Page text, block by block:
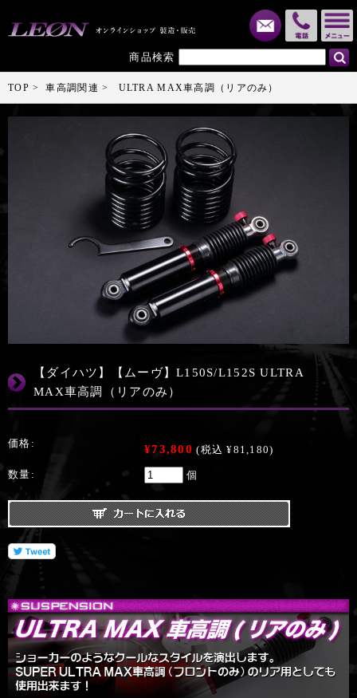
電話
メール
商品検索
TOP 車高調関連 ULTRA MAX車高調（リアのみ）
【ダイハツ】【ムーヴ】L150S/L152S ULTRA
MAX車高調（リアのみ）
価格: ¥73,800 (税込 ¥81,180)
数量: 個